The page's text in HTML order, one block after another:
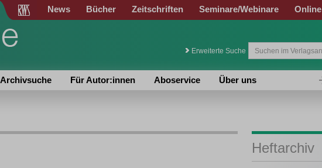
News Bücher Zeitschriften Seminare/Webinare Online
Erweiterte Suche
Archivsuche Für Autor:innen Aboservice Über uns
Heftarchiv